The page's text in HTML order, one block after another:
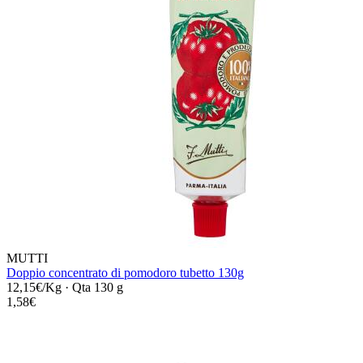
MUTTI
Doppio concentrato di pomodoro tubetto 130g
12,15€/Kg · Qta 130 g
1,58€